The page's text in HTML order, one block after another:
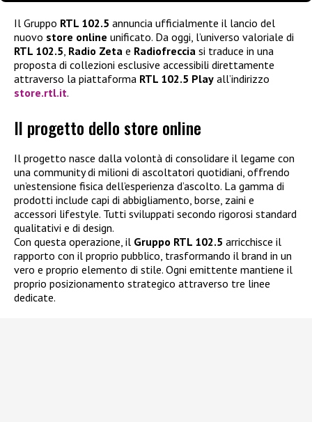
Il Gruppo RTL 102.5 annuncia ufficialmente il lancio del
nuovo store online unificato. Da oggi, l’universo valoriale di
RTL 102.5 Radio Zeta e Radiofreccia si traduce in una
proposta di collezioni esclusive accessibili direttamente
attraverso la piattaforma RTL 102.5 Play all’indirizzo
store.rtl.it.
Il progetto dello store online
Il progetto nasce dalla volontà di consolidare il legame con
una community di milioni di ascoltatori quotidiani, offrendo
un’estensione fisica dell’esperienza d’ascolto. La gamma di
prodotti include capi di abbigliamento, borse, zaini e
accessori lifestyle. Tutti sviluppati secondo rigorosi standard
qualitativi e di design.
Con questa operazione, il Gruppo RTL 102.5 arricchisce il
rapporto con il proprio pubblico, trasformando il brand in un
vero e proprio elemento di stile. Ogni emittente mantiene il
proprio posizionamento strategico attraverso tre linee
dedicate.